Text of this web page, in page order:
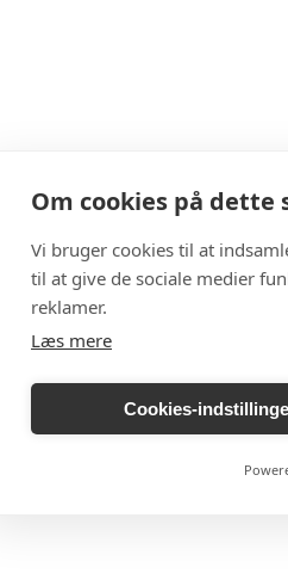
Om cookies på dette
Vi bruger cookies til at
til at give de sociale medier
reklamer.
Læs mere
Cookies-